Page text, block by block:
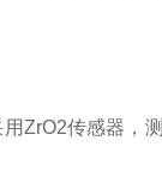
用ZrO2传感器，